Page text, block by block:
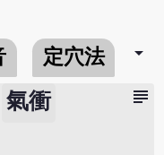
定穴法 arrow_drop_down
subject
氣衝